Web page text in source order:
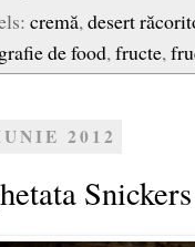
cremă,desert
de food,fructe,
2012
Snickers